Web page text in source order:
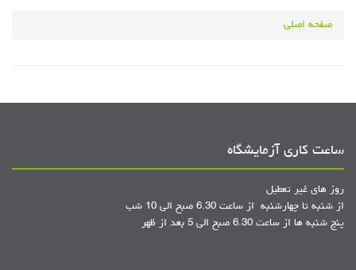
صفحه اصلی
ساعت کاری آزمایشگاه
روز های غیر تعطیل
از شنبه تا چهارشنبه از ساعت 6.30 صبح الی 10 شب
پنج شنبه ها از ساعت 6.30 صبح الی 5 بعد از ظهر